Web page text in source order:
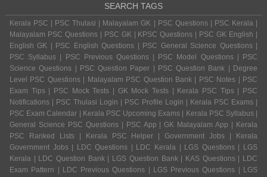
SEARCH TAGS
Kerala PSC | PSC Thulasi | Malayalam GK | PSC Questions | PSC Kerala |
Malayalam PSC Questions | PSC GK | KPSC Questions | PSC GK English |
English GK | PSC English Questions | PSC General Science Questions |
PSC Syllabus | PSC Previous Questions | PSC Model Questions | PSC
Science Questions | PSC Question Paper | PSC Question Bank | Degree
Level PSC Questions | Malayalam PSC Question Bank | PSC Notes | PSC
Exam Tips | PSC Mock Tests | GK Mock Tests | Kerala PSC Tips | PSC
Notifications | PSC Thulasi Login | PSC Profile Login | Kerala PSC Exams |
PSC Exam Calendar | Kerala PSC Upcoming Exams | Kerala PSC Syllabus |
General Science PSC Questions | PSC App | GK Malayalam App | Kerala
PSC Ranked Lists | Kerala PSC Helper | Government Jobs | Kerala
Government Jobs | LDC Questions | LDC Kerala | LGS Questions | LGS
Kerala | LDC Question Bank | LGS Question Bank | KAS Questions | LDC
Exam Pattern | LDC Previous Questions | LGS Previous Questions | LGS